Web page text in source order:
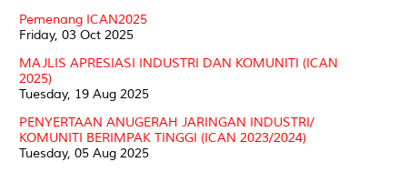
Pemenang ICAN2025
Friday, 03 Oct 2025
MAJLIS APRESIASI INDUSTRI DAN KOMUNITI (ICAN
2025)
Tuesday, 19 Aug 2025
PENYERTAAN ANUGERAH JARINGAN INDUSTRI/
KOMUNITI BERIMPAK TINGGI (ICAN 2023/2024)
Tuesday, 05 Aug 2025